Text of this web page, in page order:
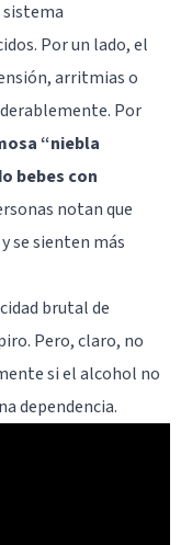
Por un lado, el
arritmias o
Por
“niebla
bebes con
notan que
se sienten más
brutal de
Pero, claro, no
si el alcohol no
dependencia.